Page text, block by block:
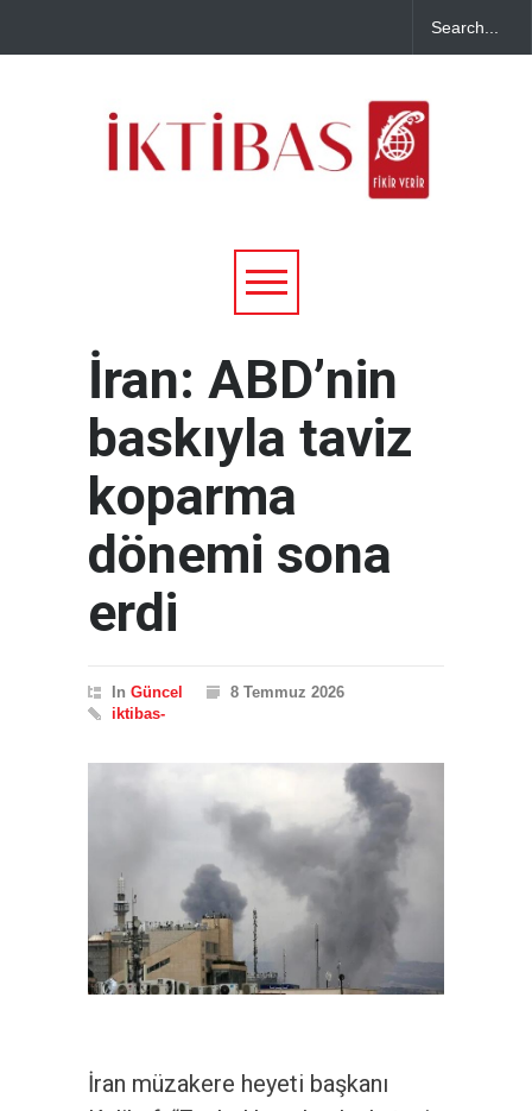
İran: ABD’nin
baskıyla taviz
koparma
dönemi sona
erdi
In Güncel
8 Temmuz 2026
iktibas-
İran müzakere heyeti başkanı